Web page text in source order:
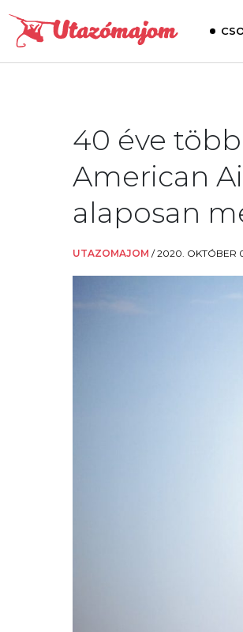
40 éve
American
alaposan
UTAZOMAJOM /2020. OKTÓBER